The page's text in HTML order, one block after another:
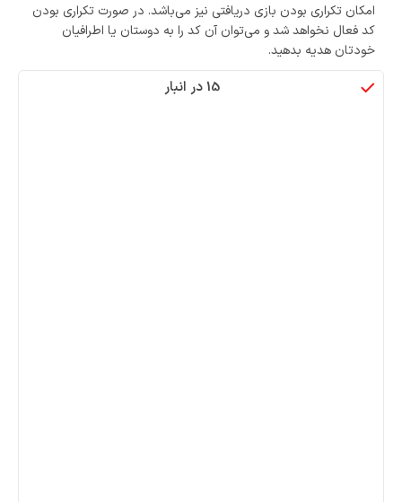
امکان تکراری بودن بازی دریافتی نیز می‌باشد. در صورت تکراری بودن
کد فعال نخواهد شد و می‌توان آن کد را به دوستان یا اطرافیان
خودتان هدیه بدهید.
15 در انبار